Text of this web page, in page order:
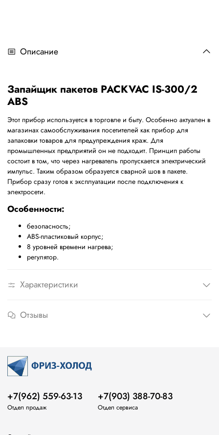
Описание
Запайщик пакетов PACKVAC IS-300/2
ABS
Этот прибор используется в торговле и быту. Особенно актуален в
магазинах самообслуживания посетителей как прибор для
запаковки товаров для предупреждения краж. Для
промышленных предприятий он не подходит. Принцип работы
состоит в том, что через нагреватель пропускается электрический
импульс. Таким образом образуется сварной шов в пакете.
Прибор сразу готов к эксплуатации после подключения к
электросети.
Особенности:
безопасность;
ABS-пластиковый корпус;
8 уровней времени нагрева;
регулятор.
Характеристики
Отзывы
+7(962) 559-63-13
Отдел продаж
+7(903) 388-70-83
Отдел сервиса